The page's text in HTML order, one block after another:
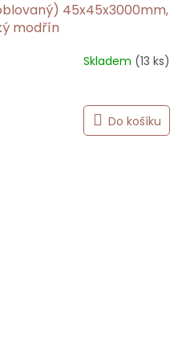
45x45x3000mm,
modřín
Skladem (13 ks)
Do košíku